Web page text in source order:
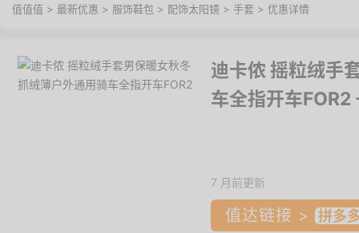
值值值 > 最新优惠 > 服饰鞋包 > 配饰太阳镜 > 手套 > 优惠详情
迪卡侬 摇粒绒手
车全指开车FOR2
7 月前更新
值达链接 >